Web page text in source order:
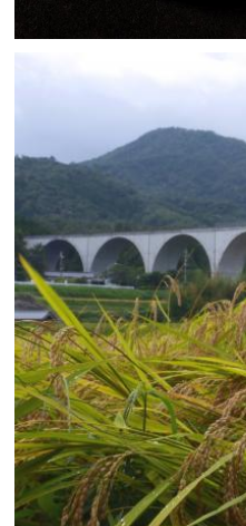
H-Mws 0